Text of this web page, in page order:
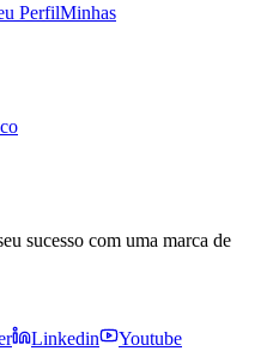
PerfilMinhas
sucesso com uma marca de
Linkedin Youtube